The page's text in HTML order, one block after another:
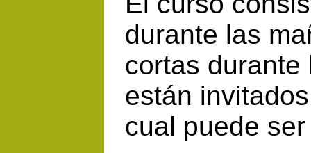
durante las
cortas durante
están
cual puede